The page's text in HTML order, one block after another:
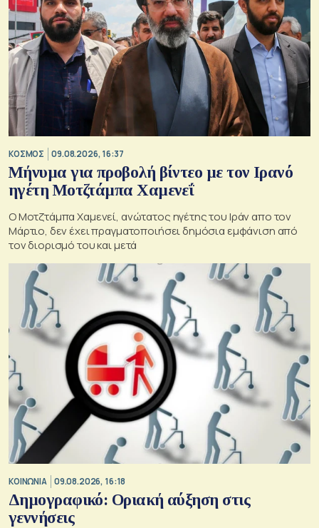
ΚΟΣΜΟΣ 09.08.2026, 16:37
Μήνυμα για προβολή βίντεο με τον Ιρανό
ηγέτη Μοτζτάμπα Χαμενεΐ
Ο Μοτζτάμπα Χαμενεί, ανώτατος ηγέτης του Ιράν απο τον
Μάρτιο, δεν έχει πραγματοποιήσει δημόσια εμφάνιση από
τον διορισμό του και μετά
ΚΟΙΝΩΝΙΑ 09.08.2026, 16:18
Δημογραφικό: Οριακή αύξηση στις
γεννήσεις